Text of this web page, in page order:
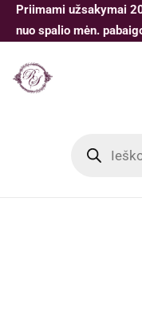
Pereiti
prie
Priimami užsakymai
nuo spalio mėn.
search